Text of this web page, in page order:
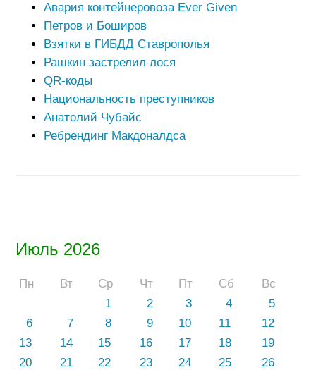
Июль 2026
Пн Вт Ср Чт Пт Сб
Вс
1
2 3 4
5
6
7 8 9 10 11
12
13
14 15 16 17 18
19
20
21 22 23 24 25
26
Авария контейнеровоза Ever Given
Петров и Боширов
Взятки в ГИБДД Ставрополья
Рашкин застрелил лося
QR-коды
Национальность преступников
Анатолий Чубайс
Ребрендинг Макдоналдса